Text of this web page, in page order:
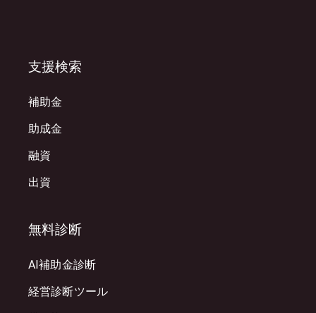
支援検索
補助金
助成金
融資
出資
無料診断
AI補助金診断
経営診断ツール